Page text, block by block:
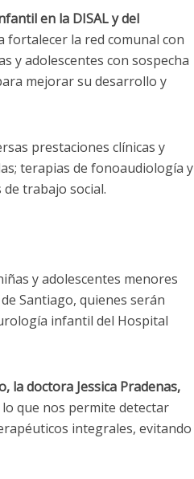
en la DISAL y del
fortalecer la red comunal con
y adolescentes con sospecha
mejorar su desarrollo y
prestaciones clínicas y
terapias de fonoaudiología y
trabajo social.
y adolescentes menores
Santiago, quienes serán
infantil del Hospital
la doctora Jessica Pradenas,
lo que nos permite detectar
integrales, evitando